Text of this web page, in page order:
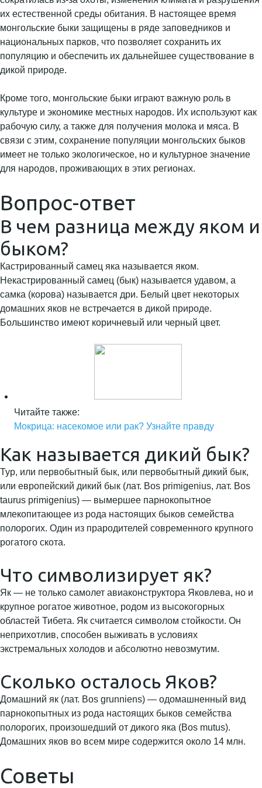
их естественной среды обитания. В настоящее время
монгольские быки защищены в ряде заповедников и
национальных парков, что позволяет сохранить их
популяцию и обеспечить их дальнейшее существование в
дикой природе.
Кроме того, монгольские быки играют важную роль в
культуре и экономике местных народов. Их используют как
рабочую силу, а также для получения молока и мяса. В
связи с этим, сохранение популяции монгольских быков
имеет не только экологическое, но и культурное значение
для народов, проживающих в этих регионах.
Вопрос-ответ
В чем разница между яком и
быком?
Кастрированный самец яка называется яком.
Некастрированный самец (бык) называется удавом, а
самка (корова) называется дри. Белый цвет некоторых
домашних яков не встречается в дикой природе.
Большинство имеют коричневый или черный цвет.
Читайте также:
Мокрица: насекомое или рак? Узнайте правду
Как называется дикий бык?
Тур, или первобытный бык, или первобытный дикий бык,
или европейский дикий бык (лат. Bos primigenius, лат. Bos
taurus primigenius) — вымершее парнокопытное
млекопитающее из рода настоящих быков семейства
полорогих. Один из прародителей современного крупного
рогатого скота.
Что символизирует як?
Як — не только самолет авиаконструктора Яковлева, но и
крупное рогатое животное, родом из высокогорных
областей Тибета. Як считается символом стойкости. Он
неприхотлив, способен выживать в условиях
экстремальных холодов и абсолютно невозмутим.
Сколько осталось Яков?
Домашний як (лат. Bos grunniens) — одомашненный вид
парнокопытных из рода настоящих быков семейства
полорогих, произошедший от дикого яка (Bos mutus).
Домашних яков во всем мире содержится около 14 млн.
Советы